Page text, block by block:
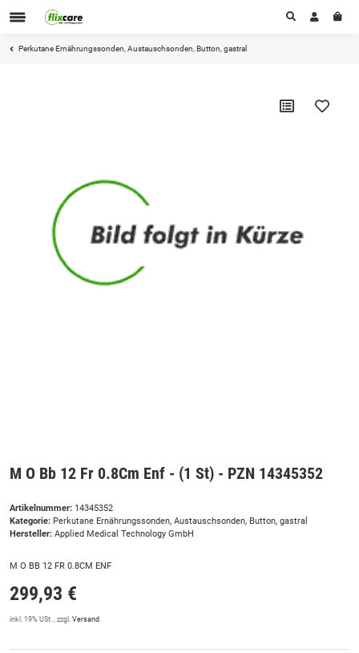
Perkutane Ernährungssonden, Austauschsonden, Button, gastral
M O Bb 12 Fr 0.8Cm Enf - (1 St) - PZN 14345352
Artikelnummer: 14345352
Kategorie: Perkutane Ernährungssonden, Austauschsonden, Button, gastral
Hersteller: Applied Medical Technology GmbH
M O BB 12 FR 0.8CM ENF
299,93 €
inkl. 19% USt. , zzgl. Versand